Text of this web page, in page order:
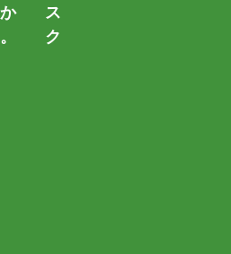
ス
ク